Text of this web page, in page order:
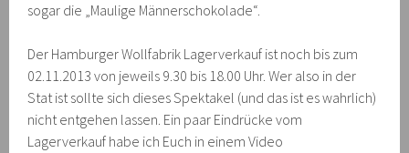
sogar die „Maulige Männerschokolade“.
Der Hamburger Wollfabrik Lagerverkauf ist noch bis zum
02.11.2013 von jeweils 9.30 bis 18.00 Uhr. Wer also in der
Stat ist sollte sich dieses Spektakel (und das ist es wahrlich)
nicht entgehen lassen. Ein paar Eindrücke vom
Lagerverkauf habe ich Euch in einem Video